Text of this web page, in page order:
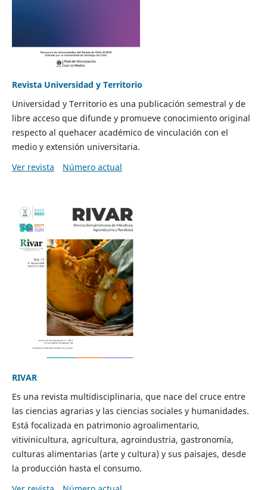
Revista Universidad y Territorio
Universidad y Territorio es una publicación semestral y de
libre acceso que difunde y promueve conocimiento original
respecto al quehacer académico de vinculación con el
medio y extensión universitaria.
Ver revista
Número actual
RIVAR
Es una revista multidisciplinaria, que nace del cruce entre
las ciencias agrarias y las ciencias sociales y humanidades.
Está focalizada en patrimonio agroalimentario,
vitivinicultura, agricultura, agroindustria, gastronomía,
culturas alimentarias (arte y cultura) y sus paisajes, desde
la producción hasta el consumo.